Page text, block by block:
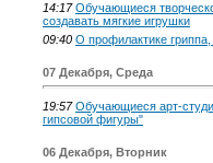
14:17 Обучающиеся
создавать мягкие игрушки
09:40 О профилактике
07 Декабря, Среда
19:57 Обучающиеся арт-
гипсовой фигуры"
06 Декабря, Вторник